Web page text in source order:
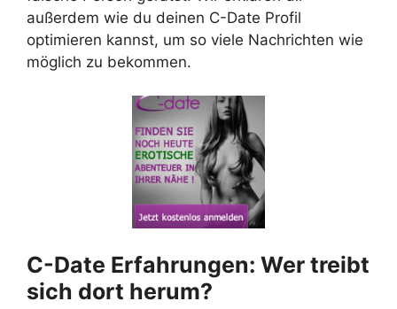
außerdem wie du deinen C-Date Profil
optimieren kannst, um so viele Nachrichten wie
möglich zu bekommen.
C-Date Erfahrungen: Wer treibt
sich dort herum?